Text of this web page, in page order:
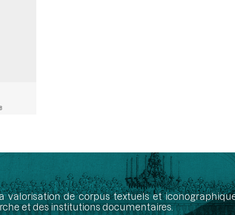
valorisation de corpus textuels et
et des institutions documentaires.